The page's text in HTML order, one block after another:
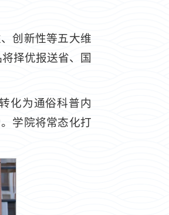
创新性等五大维
择优报送省、国
化为通俗科普内
学院将常态化打